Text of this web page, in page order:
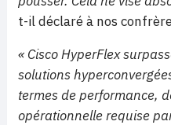
t-il déclaré à nos
« Cisco HyperFlex
solutions
termes de performance,
opérationnelle requise